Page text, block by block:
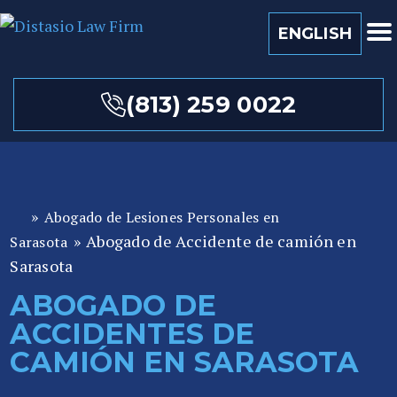
ENGLISH
(813) 259 0022
b
o
d
o
de
P
» Abogado de Lesiones Personales en
Sarasota » Abogado de Accidente de camión en
Sarasota
ABOGADO DE
ACCIDENTES DE
CAMIÓN EN SARASOTA